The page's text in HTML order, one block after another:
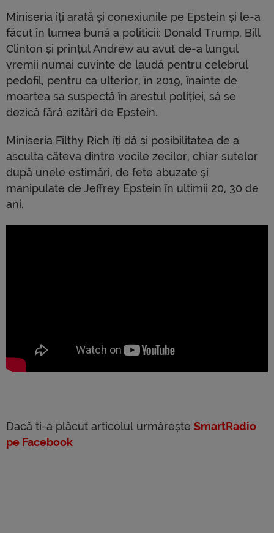
Miniseria îți arată și conexiunile pe Epstein și le-a
făcut în lumea bună a politicii: Donald Trump, Bill
Clinton și prințul Andrew au avut de-a lungul
vremii numai cuvinte de laudă pentru celebrul
pedofil, pentru ca ulterior, în 2019, înainte de
moartea sa suspectă în arestul poliției, să se
dezică fără ezitări de Epstein.
Miniseria Filthy Rich îți dă și posibilitatea de a
asculta câteva dintre vocile zecilor, chiar sutelor
după unele estimări, de fete abuzate și
manipulate de Jeffrey Epstein în ultimii 20, 30 de
ani.
Dacă ti-a plăcut articolul urmărește SmartRadio
pe Facebook